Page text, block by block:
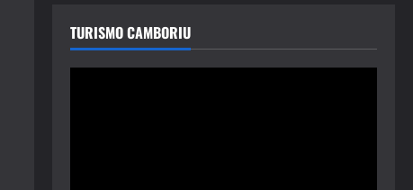
TURISMO CAMBORIU